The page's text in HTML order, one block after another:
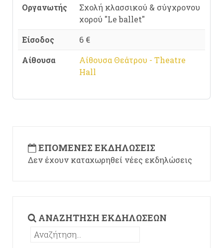
Οργανωτής
Σχολή κλασσικού & σύγχρονου
χορού "Le ballet"
Είσοδος
6 €
Αίθουσα
Αίθουσα Θεάτρου - Theatre
Hall
ΕΠΌΜΕΝΕΣ ΕΚΔΗΛΏΣΕΙΣ
Δεν έχουν καταχωρηθεί νέες εκδηλώσεις
ΑΝΑΖΉΤΗΣΗ ΕΚΔΗΛΏΣΕΩΝ